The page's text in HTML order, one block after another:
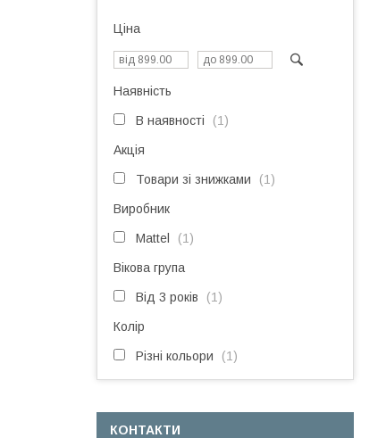
Ціна
Наявність
В наявності 1
Акція
Товари зі знижками 1
Виробник
Mattel 1
Вікова група
Від 3 років 1
Колір
Різні кольори 1
КОНТАКТИ